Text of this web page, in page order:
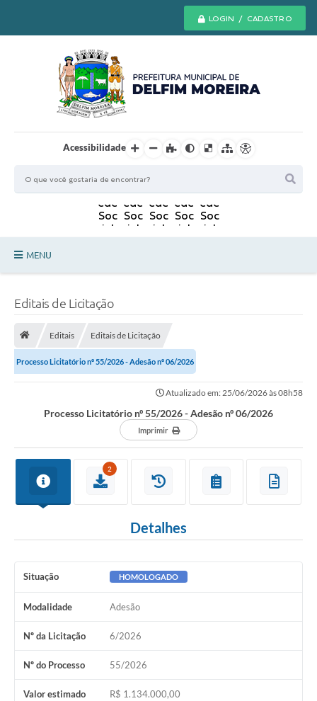
LOGIN / CADASTRO
Acessibilidade
MENU
Defesa Civil
AQUI TEM SEBRAE
DOCUMENTOS
Cultura
Meio Ambiente
Conheça Delfim Moreira
JORNADA DO PATRIMÔNIO
Editais de Licitação
Editais Editais de Licitação
Processo Licitatório nº 55/2026 - Adesão nº 06/2026
Atualizado em: 25/06/2026 às 08h58
Processo Licitatório nº 55/2026 - Adesão nº 06/2026
Imprimir
2
Detalhes
Situação HOMOLOGADO
Modalidade Adesão
Nº da Licitação 6/2026
Nº do Processo 55/2026
Valor estimado R$ 1.134.000,00